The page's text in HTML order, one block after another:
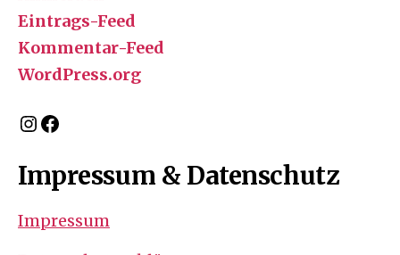
Eintrags-Feed
Kommentar-Feed
WordPress.org
Instagram
Facebook
Impressum & Datenschutz
Impressum